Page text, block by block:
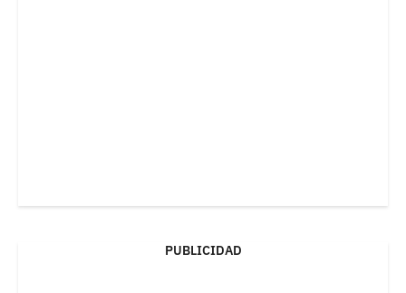
PUBLICIDAD